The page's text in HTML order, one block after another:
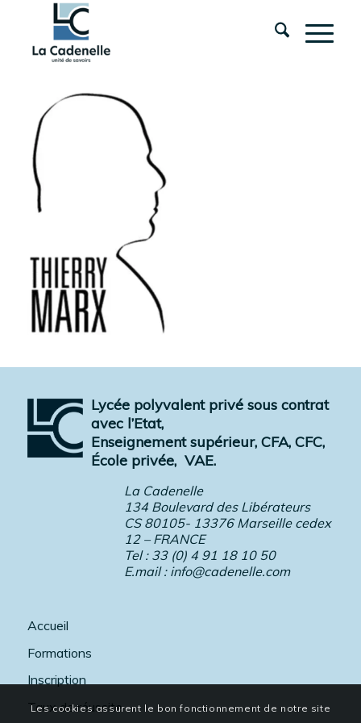
Lycée polyvalent privé sous contrat
avec l’Etat,
Enseignement supérieur, CFA, CFC,
École privée, VAE.
La Cadenelle
134 Boulevard des Libérateurs
CS 80105- 13376 Marseille cedex
12 – FRANCE
Tel : 33 (0) 4 91 18 10 50
E.mail : info@cadenelle.com
Accueil
Formations
Inscription
Taux de réussite
Les cookies assurent le bon fonctionnement de notre site